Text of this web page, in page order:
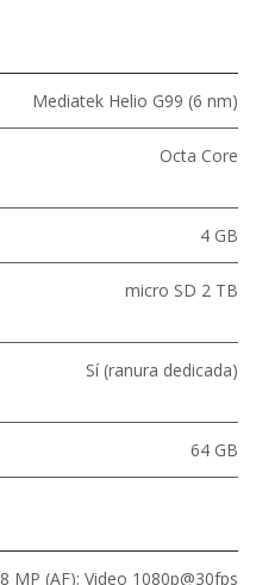
Mediatek Helio G99 (6 nm)
Octa Core
4 GB
micro SD 2 TB
Sí (ranura dedicada)
64 GB
8 MP (AF); Video 1080p@30fps